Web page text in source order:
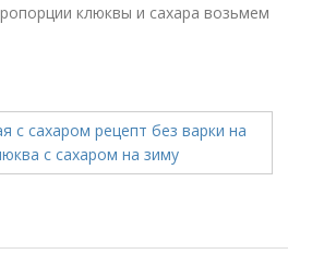
клюквы и сахара возьмем